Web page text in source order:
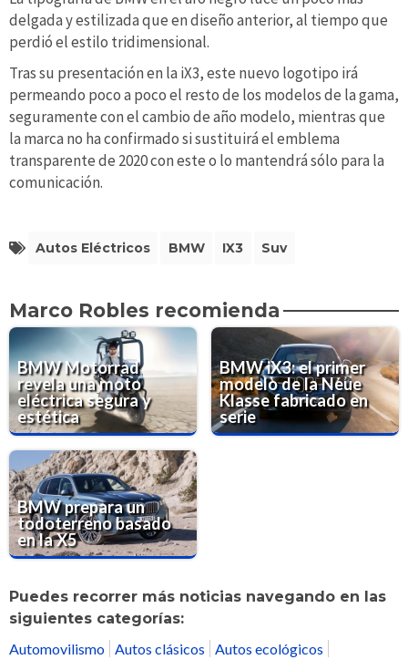
delgada y estilizada que en diseño anterior, al tiempo que
perdió el estilo tridimensional.
Tras su presentación en la iX3, este nuevo logotipo irá
permeando poco a poco el resto de los modelos de la gama,
seguramente con el cambio de año modelo, mientras que
la marca no ha confirmado si sustituirá el emblema
transparente de 2020 con este o lo mantendrá sólo para la
comunicación.
Autos Eléctricos BMW IX3 Suv
Marco Robles recomienda
BMW Motorrad
revela una moto
eléctrica segura y
estética
BMW iX3: el primer
modelo de la Neue
Klasse fabricado en
serie
BMW prepara un
todoterreno basado
en la X5
Puedes recorrer más noticias navegando en las
siguientes categorías:
Automovilismo Autos clásicos Autos ecológicos